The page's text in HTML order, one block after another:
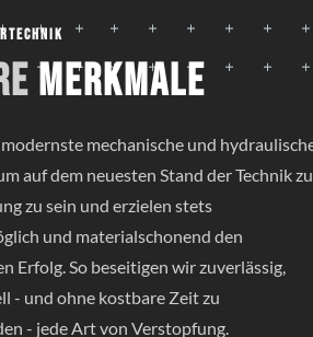
Merkmale
mechanische und
auf dem neuesten Stand der Technik
zu sein und erzielen stets
und materialschonend den
Erfolg. So beseitigen wir zuverlässig,
- und ohne kostbare Zeit zu
- jede Art von Verstopfung.